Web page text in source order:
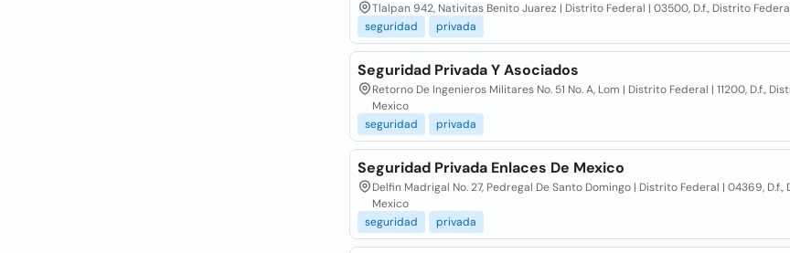
Tlalpan 942, Nativitas Benito Juarez | Distrito Federal | 03500, D.f., Distrito
seguridad
privada
Seguridad Privada Y Asociados
Retorno De Ingenieros Militares No. 51 No. A, Lom | Distrito Federal | 11200, D.f.,
Mexico
seguridad
privada
Seguridad Privada Enlaces De Mexico
Delfin Madrigal No. 27, Pedregal De Santo Domingo | Distrito Federal | 04369,
Mexico
seguridad
privada